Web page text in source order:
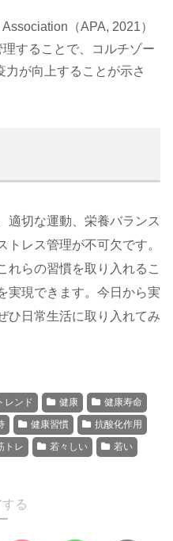
（APA, 2021）
することで、コルチゾー
力が向上することが示さ
適切な運動、栄養バランス
レス管理が不可欠です。
れらの習慣を取り入れるこ
実現できます。今日から実
ひ日常生活に取り入れてみ
レンド 健康
健康寿命
健康習慣
抗酸化作用
トレ 若々しい
若い
る